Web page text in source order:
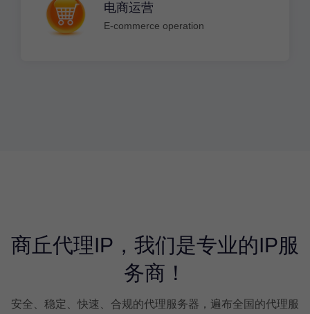
电商运营
E-commerce operation
商丘代理IP，我们是专业的IP服
务商！
安全、稳定、快速、合规的代理服务器，遍布全国的代理服